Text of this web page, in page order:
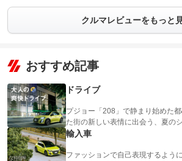
クルマレビューをもっと
おすすめ記事
ドライブ
プジョー「208」で静まり始めた
た街の新しい表情に出会う、夏の
輸入車
ファッションで自己表現するよう